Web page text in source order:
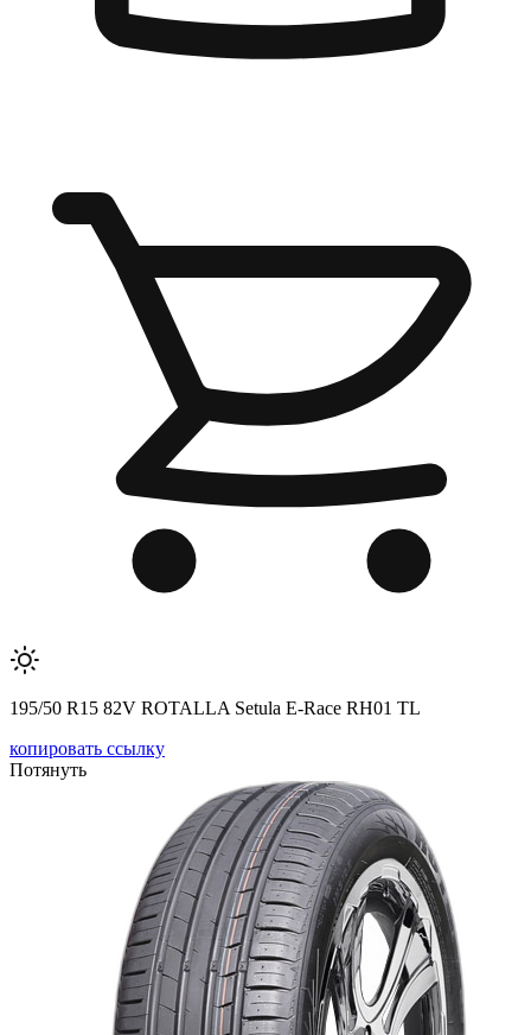
195/50 R15 82V ROTALLA Setula E-Race RH01 TL
копировать ссылку
Потянуть